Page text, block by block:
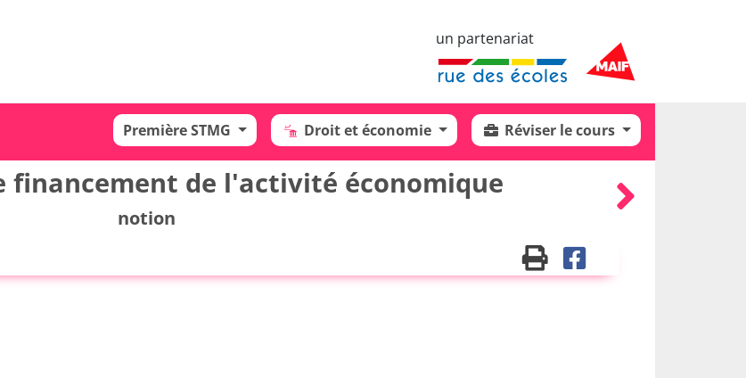
un partenariat
Première STMG Droit et économie Réviser le cours
financement de l'activité économique
notion